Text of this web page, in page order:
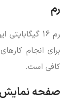
رم
برای انجام
کافی است.
صفحه نمایش